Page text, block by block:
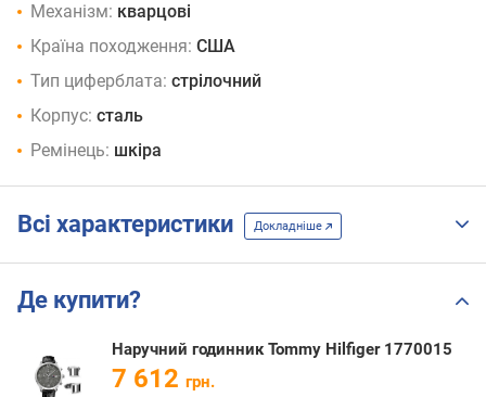
Механізм: кварцові
Країна походження: США
Тип циферблата: стрілочний
Корпус: сталь
Ремінець: шкіра
Всі характеристики Докладніше
Де купити?
Наручний годинник Tommy Hilfiger 1770015
7 612 грн.